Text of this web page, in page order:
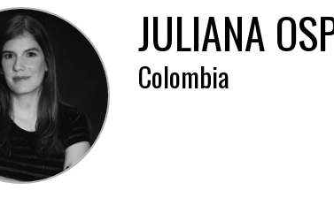
JULIANA
Colombia